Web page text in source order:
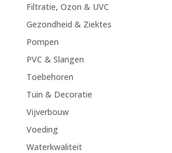
Filtratie, Ozon & UVC
Gezondheid & Ziektes
Pompen
PVC & Slangen
Toebehoren
Tuin & Decoratie
Vijverbouw
Voeding
Waterkwaliteit